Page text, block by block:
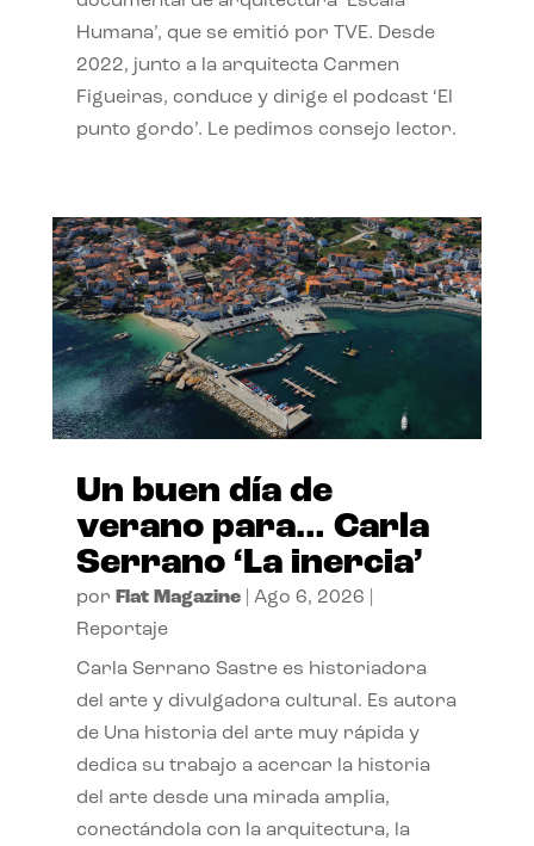
Humana’, que se emitió por TVE. Desde
2022, junto a la arquitecta Carmen
Figueiras, conduce y dirige el podcast ‘El
punto gordo’. Le pedimos consejo lector.
Un buen día de
verano para… Carla
Serrano ‘La inercia’
por Flat Magazine| Ago 6, 2026
Reportaje
Carla Serrano Sastre es historiadora
del arte y divulgadora cultural. Es autora
de Una historia del arte muy rápida y
dedica su trabajo a acercar la historia
del arte desde una mirada amplia,
conectándola con la arquitectura, la